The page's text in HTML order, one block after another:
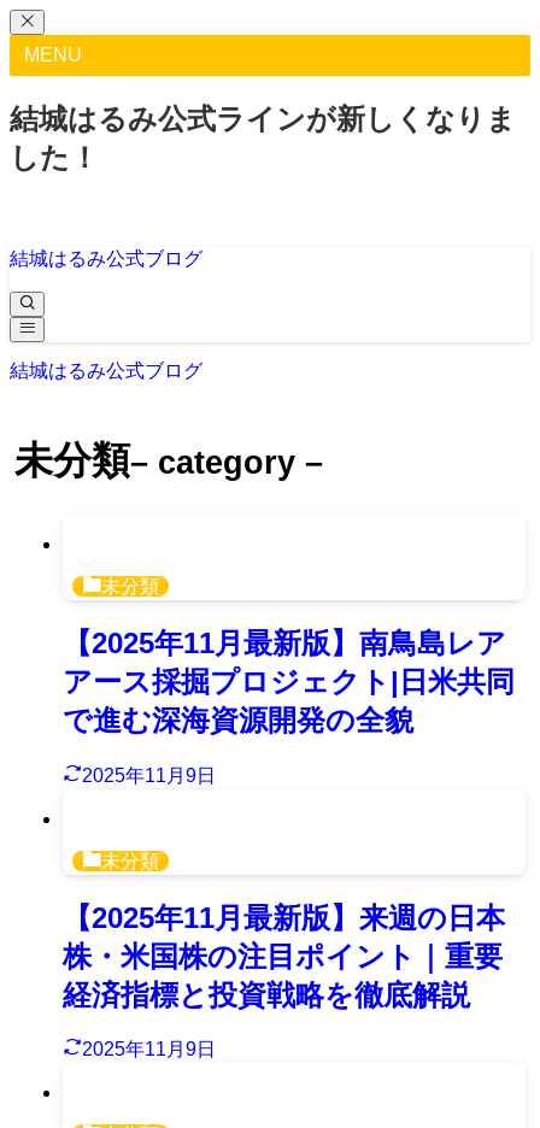
MENU
結城はるみ公式ラインが新しくなりま
した！
結城はるみ公式ブログ
結城はるみ公式ブログ
未分類– category –
未分類
【2025年11月最新版】南鳥島レア
アース採掘プロジェクト|日米共同
で進む深海資源開発の全貌
2025年11月9日
未分類
【2025年11月最新版】来週の日本
株・米国株の注目ポイント｜重要
経済指標と投資戦略を徹底解説
2025年11月9日